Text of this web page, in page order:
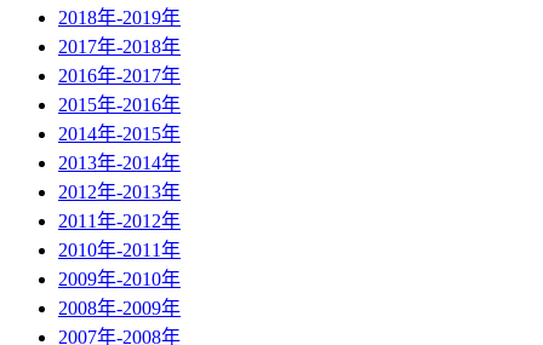
2018年-2019年
2017年-2018年
2016年-2017年
2015年-2016年
2014年-2015年
2013年-2014年
2012年-2013年
2011年-2012年
2010年-2011年
2009年-2010年
2008年-2009年
2007年-2008年